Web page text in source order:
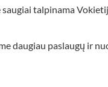
talpinama
daugiau paslaugų ir